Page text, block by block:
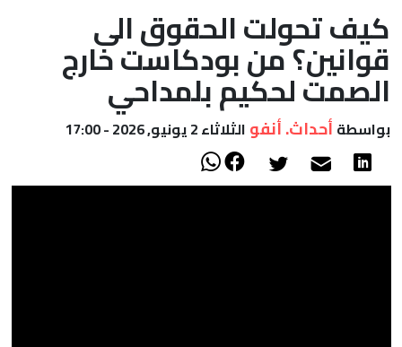
الصحراء
كيف تحولت الحقوق الى
قوانين؟ من بودكاست خارج
الصمت لحكيم بلمداحي
بواسطة أحداث. أنفو الثلاثاء 2 يونيو, 2026 - 17:00